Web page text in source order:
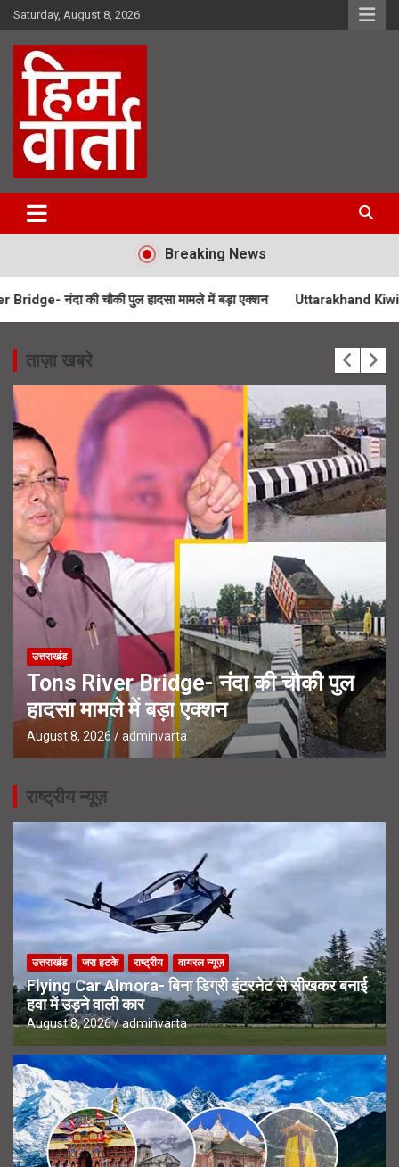
Skip
to
content
Saturday, August 8, 2026
Him Varta
Breaking News
चौकी पुल हादसा मामले में बड़ा एक्शन Uttarakhand Kiwi Mission-
ताज़ा खबरे
उत्तराखंड
Tons River Bridge- नंदा की चौकी पुल
हादसा मामले में बड़ा एक्शन
August 8, 2026 adminvarta
राष्ट्रीय न्यूज़
उत्तराखंड जरा हटके राष्ट्रीय वायरल न्यूज़
Flying Car Almora- बिना डिग्री इंटरनेट से सीखकर बनाई
हवा में उड़ने वाली कार
August 8, 2026 adminvarta